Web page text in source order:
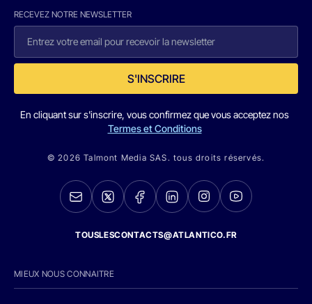
RECEVEZ NOTRE NEWSLETTER
S'INSCRIRE
En cliquant sur s'inscrire, vous confirmez que vous acceptez nos
Termes et Conditions
© 2026 Talmont Media SAS. tous droits réservés.
TOUSLESCONTACTS@ATLANTICO.FR
MIEUX NOUS CONNAITRE